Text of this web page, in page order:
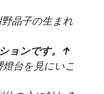
晶子の生まれ
ョンです。↑
台を見にいこ